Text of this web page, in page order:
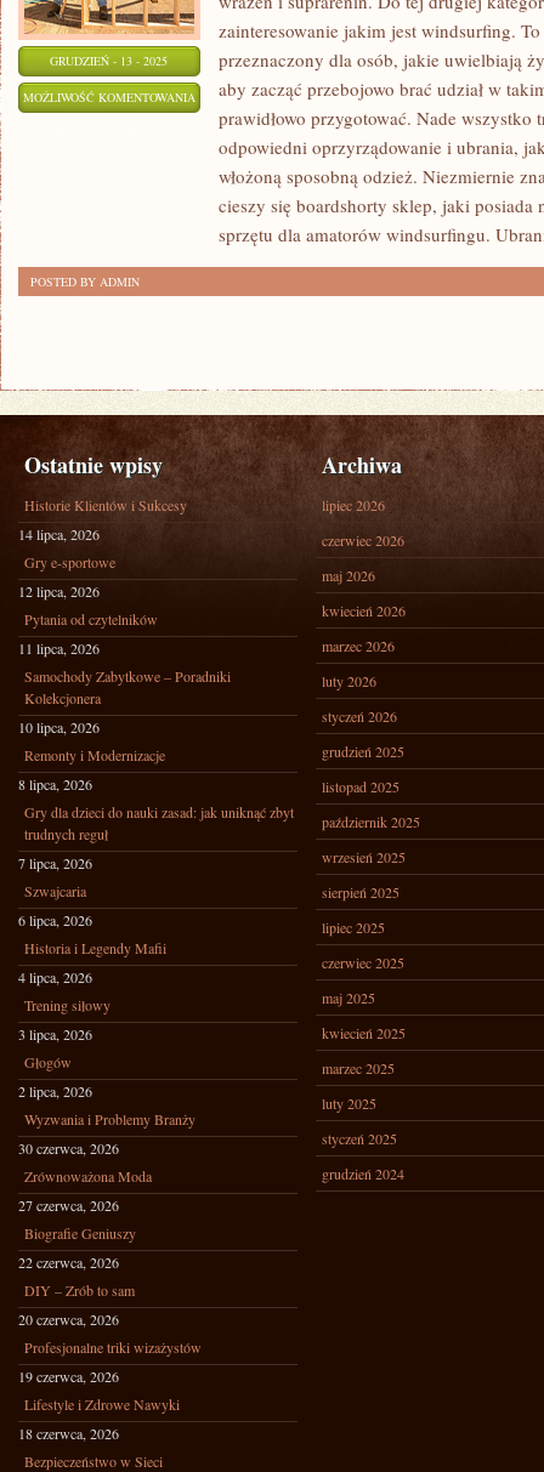
GRUDZIEŃ - 13 - 2025
MOŻLIWOŚĆ KOMENTOWANIA OCZYSZCZARKI
zainteresowanie jakim jest windsurfing.
przeznaczony dla osób, jakie uwielbiają
aby zacząć przebojowo brać udział w
prawidłowo przygotować. Nade wszystko
odpowiedni oprzyrządowanie i ubrania,
włożoną sposobną odzież. Niezmiernie
cieszy się boardshorty sklep, jaki posiada
sprzętu dla amatorów windsurfingu.
POSTED BY ADMIN
Ostatnie wpisy
Historie Klientów i Sukcesy
14 lipca, 2026
Gry e-sportowe
12 lipca, 2026
Pytania od czytelników
11 lipca, 2026
Samochody Zabytkowe – Poradniki
Kolekcjonera
10 lipca, 2026
Remonty i Modernizacje
8 lipca, 2026
Gry dla dzieci do nauki zasad: jak uniknąć zbyt
trudnych reguł
7 lipca, 2026
Szwajcaria
6 lipca, 2026
Historia i Legendy Mafii
4 lipca, 2026
Trening siłowy
3 lipca, 2026
Głogów
2 lipca, 2026
Wyzwania i Problemy Branży
30 czerwca, 2026
Zrównoważona Moda
27 czerwca, 2026
Biografie Geniuszy
22 czerwca, 2026
DIY – Zrób to sam
20 czerwca, 2026
Profesjonalne triki wizażystów
19 czerwca, 2026
Lifestyle i Zdrowe Nawyki
18 czerwca, 2026
Bezpieczeństwo w Sieci
Archiwa
lipiec 2026
czerwiec 2026
maj 2026
kwiecień 2026
marzec 2026
luty 2026
styczeń 2026
grudzień 2025
listopad 2025
październik 2025
wrzesień 2025
sierpień 2025
lipiec 2025
czerwiec 2025
maj 2025
kwiecień 2025
marzec 2025
luty 2025
styczeń 2025
grudzień 2024